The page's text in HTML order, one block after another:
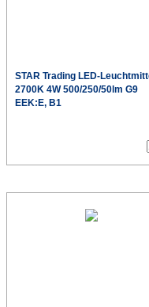
STAR Trading LED-
2700K 4W 500/250/50lm G9
EEK:E, B1